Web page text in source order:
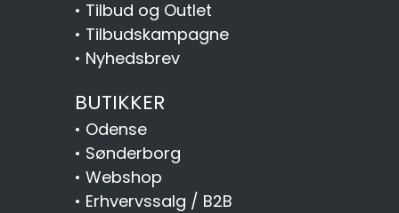
• Tilbud og Outlet
• Tilbudskampagne
• Nyhedsbrev
BUTIKKER
• Odense
• Sønderborg
• Webshop
• Erhvervssalg / B2B